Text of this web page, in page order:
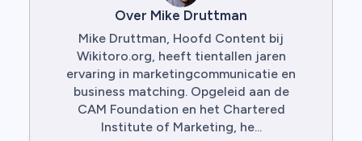
Over Mike Druttman
Mike Druttman, Hoofd Content bij
Wikitoro.org, heeft tientallen jaren
ervaring in marketingcommunicatie en
business matching. Opgeleid aan de
CAM Foundation en het Chartered
Institute of Marketing, he...